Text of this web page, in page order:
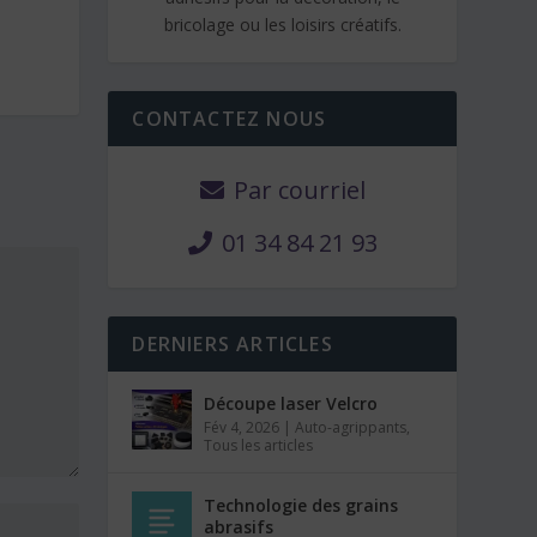
bricolage ou les loisirs créatifs.
CONTACTEZ NOUS
Par courriel
01 34 84 21 93
DERNIERS ARTICLES
Découpe laser Velcro
Fév 4, 2026 |Auto-agrippants,
Tous les articles
Technologie des grains
abrasifs